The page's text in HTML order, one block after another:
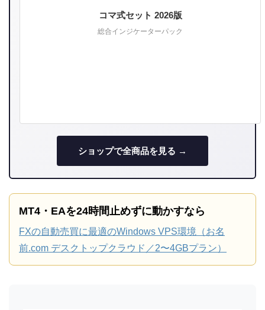
コマ式セット 2026版
総合インジケーターパック
ショップで全商品を見る →
MT4・EAを24時間止めずに動かすなら
FXの自動売買に最適のWindows VPS環境（お名
前.com デスクトップクラウド／2〜4GBプラン）